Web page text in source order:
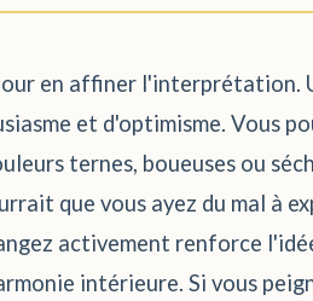
en affiner l'interprétation.
et d'optimisme. Vous
ternes, boueuses ou
que vous ayez du mal à
activement renforce
intérieure. Si vous